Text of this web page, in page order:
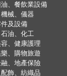
、餐飲業設備
械、儀器
及設備
油、化工
、健康護理
、購物旅遊
、地產保險
飾、紡織品